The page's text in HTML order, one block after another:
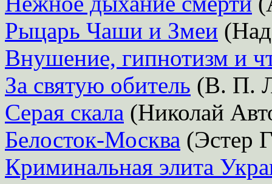
Рыцарь Чаши и Змеи
Внушение, гипнотизм и
За святую обитель (В. П.
Серая скала (Николай
Белосток-Москва (Эстер
Криминальная элита